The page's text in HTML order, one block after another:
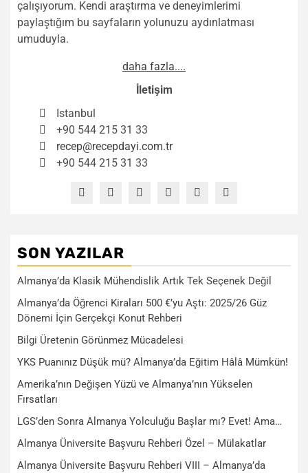
çalışıyorum. Kendi araştırma ve deneyimlerimi
paylaştığım bu sayfaların yolunuzu aydınlatması
umuduyla.
daha fazla....
İletişim
Istanbul
+90 544 215 31 33
recep@recepdayi.com.tr
+90 544 215 31 33
SON YAZILAR
Almanya’da Klasik Mühendislik Artık Tek Seçenek Değil
Almanya’da Öğrenci Kiraları 500 €’yu Aştı: 2025/26 Güz
Dönemi İçin Gerçekçi Konut Rehberi
Bilgi Üretenin Görünmez Mücadelesi
YKS Puanınız Düşük mü? Almanya’da Eğitim Hâlâ Mümkün!
Amerika’nın Değişen Yüzü ve Almanya’nın Yükselen
Fırsatları
LGS’den Sonra Almanya Yolculuğu Başlar mı? Evet! Ama…
Almanya Üniversite Başvuru Rehberi Özel – Mülakatlar
Almanya Üniversite Başvuru Rehberi VIII – Almanya’da